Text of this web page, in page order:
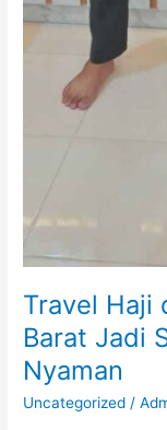
Travel Haji
Barat Jadi
Nyaman
Uncategorized /